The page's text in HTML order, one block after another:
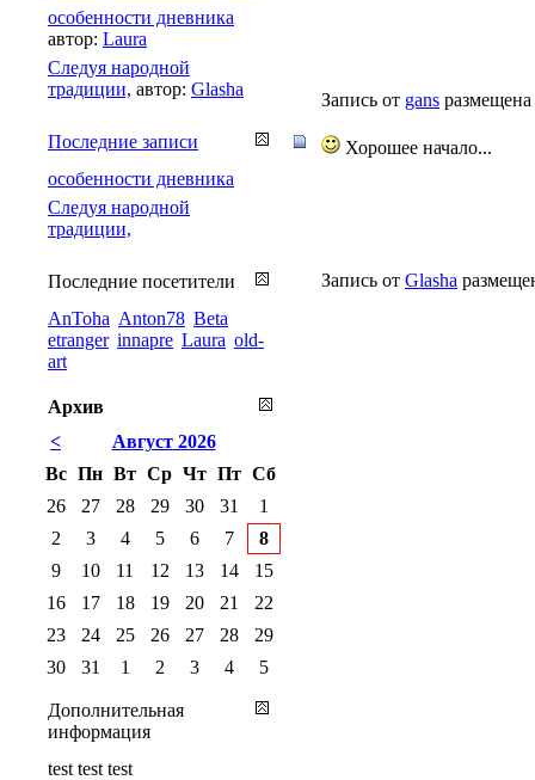
Запись от gans
Хорошее начало...
Запись от Glasha
особенности дневника
автор: Laura
Cледуя народной
традиции, автор: Glasha
Последние записи
особенности дневника
Cледуя народной
традиции,
Последние посетители
AnToha Anton78 Beta
etranger innapre Laura old-
art
Архив
<
Август 2026
Вс Пн Вт Ср Чт Пт Сб
26
27 28 29 30 31
1
2
3 4 5 6 7
8
9
10 11 12 13 14
15
16
17 18 19 20 21
22
23
24 25 26 27 28
29
30
31 1 2 3 4 5
Дополнительная
информация
test test test